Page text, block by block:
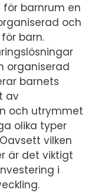
barnrum en
och
barn.
organiserad
barnets
av
och utrymmet
olika typer
vilken
är det viktigt
i